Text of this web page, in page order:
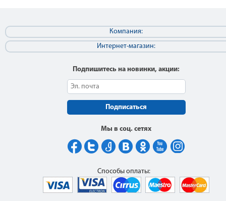
Компания:
Интернет-магазин:
Подпишитесь на новинки, акции:
Подписаться
Мы в соц. сетях
Способы оплаты: